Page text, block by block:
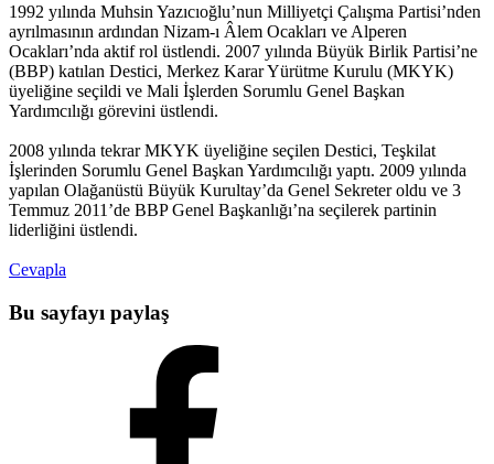
1992 yılında Muhsin Yazıcıoğlu’nun Milliyetçi Çalışma Partisi’nden
ayrılmasının ardından Nizam-ı Âlem Ocakları ve Alperen
Ocakları’nda aktif rol üstlendi. 2007 yılında Büyük Birlik Partisi’ne
(BBP) katılan Destici, Merkez Karar Yürütme Kurulu (MKYK)
üyeliğine seçildi ve Mali İşlerden Sorumlu Genel Başkan
Yardımcılığı görevini üstlendi.
2008 yılında tekrar MKYK üyeliğine seçilen Destici, Teşkilat
İşlerinden Sorumlu Genel Başkan Yardımcılığı yaptı. 2009 yılında
yapılan Olağanüstü Büyük Kurultay’da Genel Sekreter oldu ve 3
Temmuz 2011’de BBP Genel Başkanlığı’na seçilerek partinin
liderliğini üstlendi.
Cevapla
Bu sayfayı paylaş